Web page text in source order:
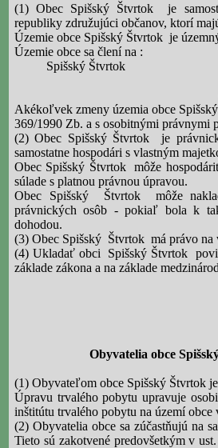
(1) Obec Spišský Štvrtok
je
republiky združujúci občanov, ktorí
Územie obce Spišský Štvrtok je
Územie obce sa člení na :
Spišský Štvrtok
Akékoľvek zmeny územia obce Spišský
369/1990 Zb. a s osobitnými právnymi
(2) Obec Spišský Štvrtok
je
samostatne hospodári s vlastným
Obec Spišský Štvrtok
môže
súlade s platnou právnou úpravou.
Obec Spišský
Štvrtok
môže
právnických osôb - pokiaľ bola k
dohodou.
(3) Obec Spišský Štvrtok má právo na
(4) Ukladať obci
Spišský Štvrtok
základe zákona a na základe
Obyvatelia obce
(1) Obyvateľom obce Spišský Štvrtok
Úpravu trvalého pobytu upravuje
inštitútu trvalého pobytu na území obce
(2) Obyvatelia obce sa zúčastňujú na
Tieto sú zakotvené predovšetkým vust